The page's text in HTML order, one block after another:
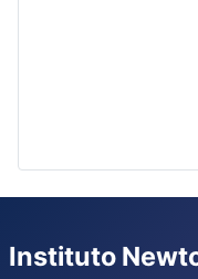
Instituto